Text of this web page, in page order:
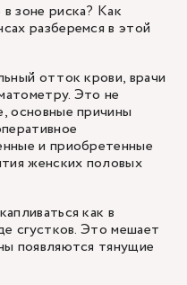
зоне риска? Как
разберемся в этой
отток крови, врачи
Это не
основные причины
и приобретенные
женских половых
как в
сгустков. Это мешает
появляются тянущие